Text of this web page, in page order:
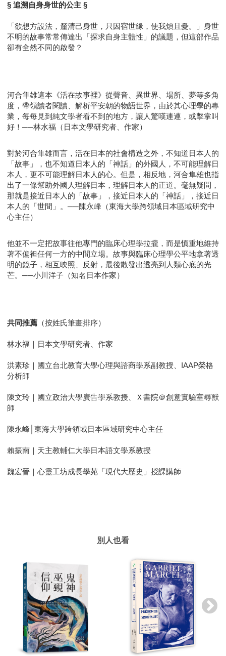
§ 追溯自身身世的公主 §
「欲想方設法，釐清己身世，只因宿世緣，使我煩且憂。」身世
不明的故事常常傳達出「探求自身主體性」的議題，但這部作品
卻有全然不同的啟發？
河合隼雄這本《活在故事裡》從聲音、異世界、場所、夢等多角
度，帶領讀者閱讀、解析平安朝的物語世界，由於其心理學的專
業，每每見到純文學者看不到的地方，讓人驚嘆連連，或擊掌叫
好！──林水福（日本文學研究者、作家）
對於河合隼雄而言，活在日本的社會構造之外，不知道日本人的
「故事」，也不知道日本人的「神話」的外國人，不可能理解日
本人，更不可能理解日本人的心。但是，相反地，河合隼雄也指
出了一條幫助外國人理解日本，理解日本人的正道。毫無疑問，
那就是接近日本人的「故事」，接近日本人的「神話」，接近日
本人的「世間」。──陳永峰（東海大學跨領域日本區域研究中
心主任）
他並不一定把故事往他專門的臨床心理學拉攏，而是慎重地維持
著不偏袒任何一方的中間立場。故事與臨床心理學公平地拿著透
明的鏡子，相互映照、反射，最後散發出透亮到人類心底的光
芒。──小川洋子（知名日本作家）
共同推薦（按姓氏筆畫排序）
林水福｜日本文學研究者、作家
洪素珍｜國立台北教育大學心理與諮商學系副教授、IAAP榮格
分析師
陳文玲｜國立政治大學廣告學系教授、Ｘ書院＠創意實驗室尋獸
師
陳永峰│東海大學跨領域日本區域研究中心主任
賴振南｜天主教輔仁大學日本語文學系教授
魏宏晉｜心靈工坊成長學苑「現代大歷史」授課講師
別人也看